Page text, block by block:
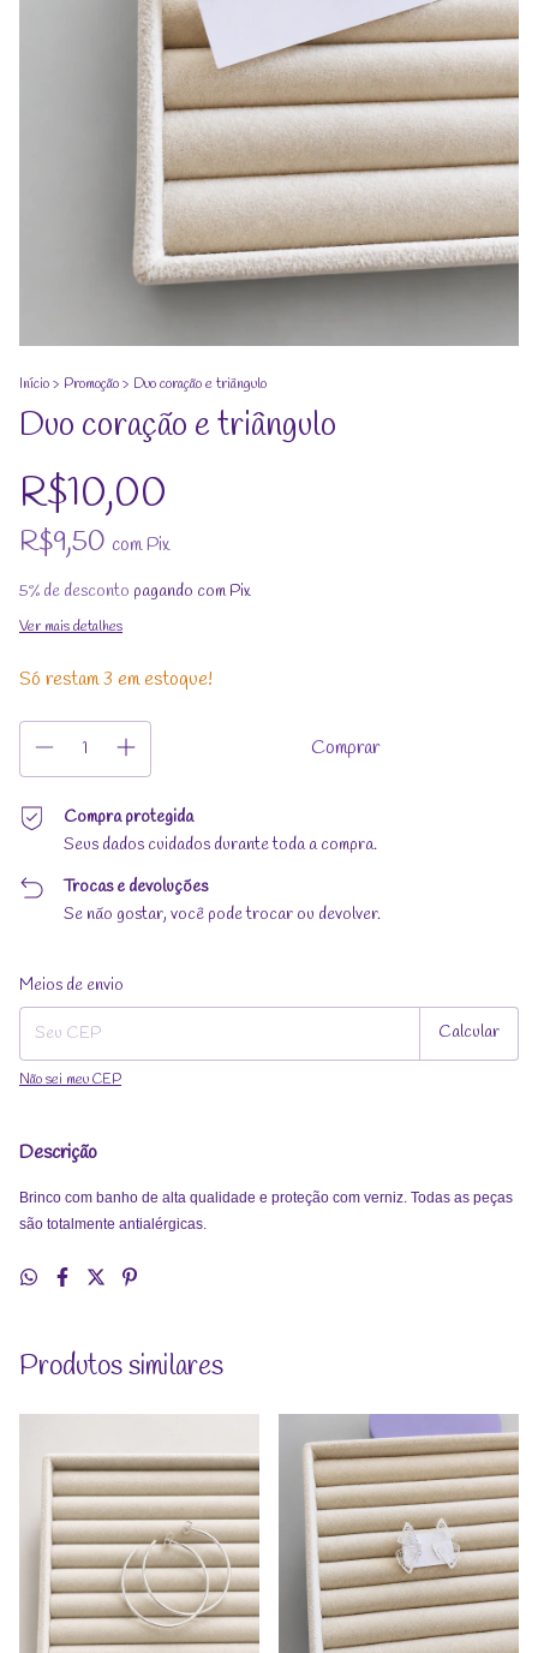
Início> Promoção> Duo coração e triângulo
Duo coração e triângulo
R$10,00
R$9,50 com Pix
5% de desconto pagando com Pix
Ver mais detalhes
Só restam3 em estoque!
Compra protegida
Seus dados cuidados durante toda a compra.
Trocas e devoluções
Se não gostar, você pode trocar ou devolver.
Entregas para o CEP:
Meios de envio
Calcular
Não sei meu CEP
Descrição
Brinco com banho de alta qualidade e proteção com verniz. Todas as peças
são totalmente antialérgicas.
Produtos similares